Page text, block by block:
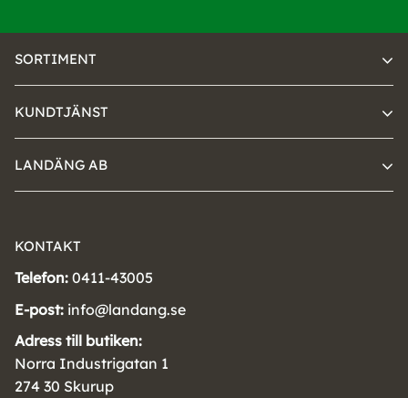
SORTIMENT
KUNDTJÄNST
LANDÄNG AB
KONTAKT
Telefon: 0411-43005
E-post: info@landang.se
Adress till butiken:
Norra Industrigatan 1
274 30 Skurup